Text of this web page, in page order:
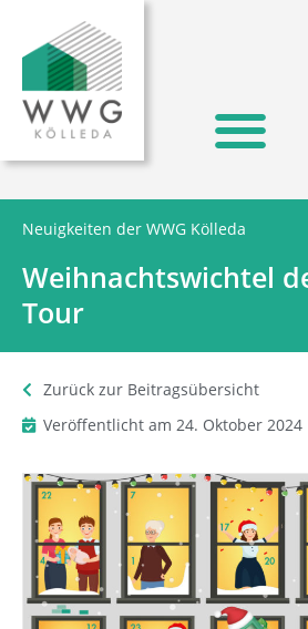
Neuigkeiten der WWG Kölleda
Weihnachtswichtel
Tour
Zurück zur Beitragsübersicht
Veröffentlicht am 24. Oktober 2024